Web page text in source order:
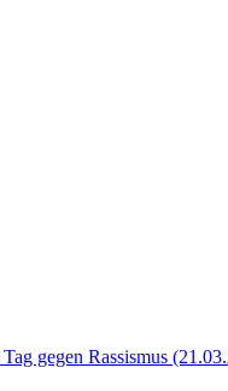
gegen Rassismus